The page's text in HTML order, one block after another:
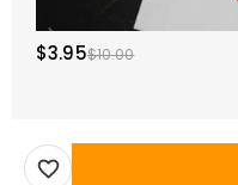
$3.95$10.00